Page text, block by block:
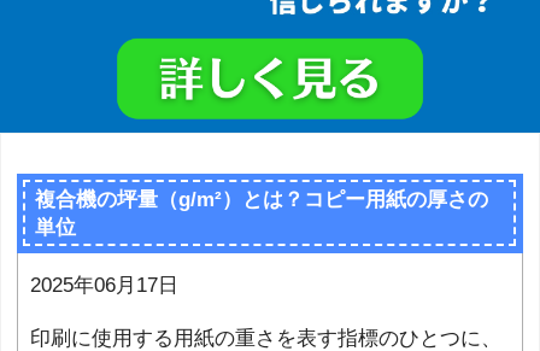
複合機の坪量（g/m²）とは？コピー用紙の厚さの
単位
2025年06月17日
印刷に使用する用紙の重さを表す指標のひとつに、